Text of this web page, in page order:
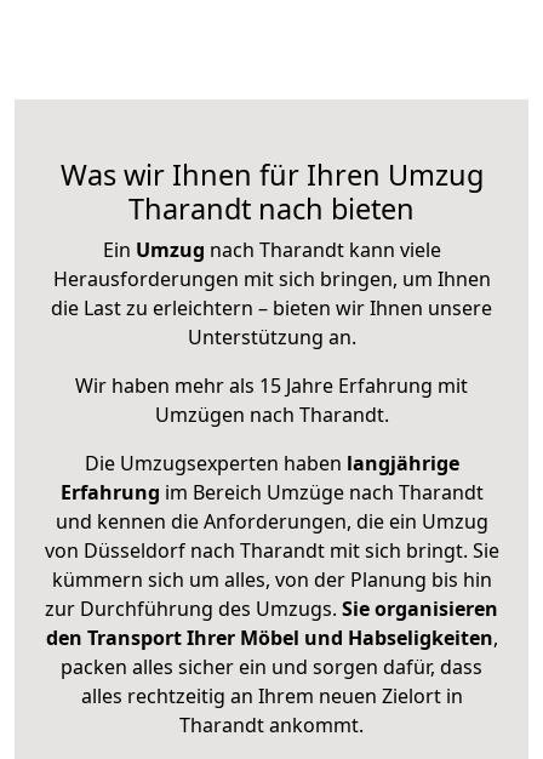
Was wir Ihnen für Ihren Umzug
Tharandt nach bieten
Ein Umzug nach Tharandt kann viele
Herausforderungen mit sich bringen, um Ihnen
die Last zu erleichtern – bieten wir Ihnen unsere
Unterstützung an.
Wir haben mehr als 15 Jahre Erfahrung mit
Umzügen nach Tharandt.
Die Umzugsexperten haben langjährige
Erfahrung im Bereich Umzüge nach Tharandt
und kennen die Anforderungen, die ein Umzug
von Düsseldorf nach Tharandt mit sich bringt. Sie
kümmern sich um alles, von der Planung bis hin
zur Durchführung des Umzugs. Sie organisieren
den Transport Ihrer Möbel und Habseligkeiten,
packen alles sicher ein und sorgen dafür, dass
alles rechtzeitig an Ihrem neuen Zielort in
Tharandt ankommt.